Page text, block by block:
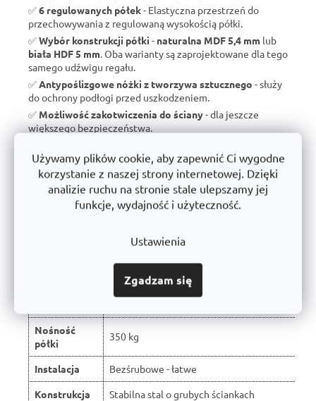
Używamy plików cookie, aby zapewnić Ci wygodne
korzystanie z naszej strony internetowej. Dzięki
analizie ruchu na stronie stale ulepszamy jej
funkcje, wydajność i użyteczność.
Ustawienia
Zgadzam się
✅6 regulowanych półek- Elastyczna przestrzeń do
przechowywania z regulowaną wysokością półki.
✅Wybór konstrukcji półki - naturalna MDF 5,4 mm lub
biała HDF 5 mm . Oba warianty są zaprojektowane dla tego
samego udźwigu regału.
✅ Antypoślizgowe nóżki z tworzywa sztucznego - służy
do ochrony podłogi przed uszkodzeniem.
✅ Możliwość zakotwiczenia do ściany- dla jeszcze
większego bezpieczeństwa.
wsparcie dla czeskiej produkcji.
10 lat gwarancji- dowód jakości i długoterminowej
trwałości.
Porównanie z typowymi regałami
W wyniku recenzji użytkowników produkt
Nośność
półki
350 kg
Instalacja
Bezśrubowe - łatwe
Konstrukcja
Stabilna stal o grubych ściankach